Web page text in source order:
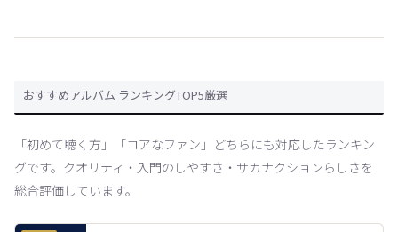
おすすめアルバム ランキングTOP5厳選
「初めて聴く方」「コアなファン」どちらにも対応したランキン
グです。クオリティ・入門のしやすさ・サカナクションらしさを
総合評価しています。